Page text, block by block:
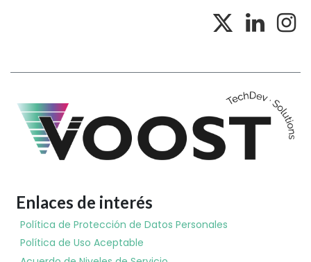
Enlaces de interés
Política de Protección de Datos Personales
Política de Uso Aceptable